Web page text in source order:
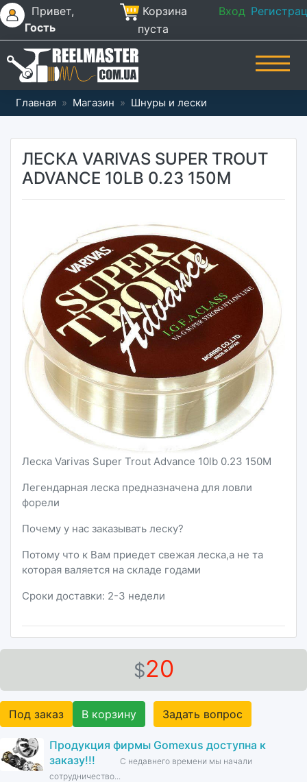
Привет,
Гость
Корзина
пуста
Вход
Главная » Магазин » Шнуры и лески
$20
Под заказ В корзину Задать вопрос
Продукция фирмы Gomexus доступна к
заказу!!!
С недавнего времени мы начали
сотрудничество...
ЛЕСКА VARIVAS SUPER TROUT
ADVANCE 10LB 0.23 150M
Леска Varivas Super Trout Advance 10lb 0.23 150М
Легендарная леска предназначена для ловли
форели
Почему у нас заказывать леску?
Потому что к Вам приедет свежая леска,а не та
которая валяется на складе годами
Сроки доставки: 2-3 недели